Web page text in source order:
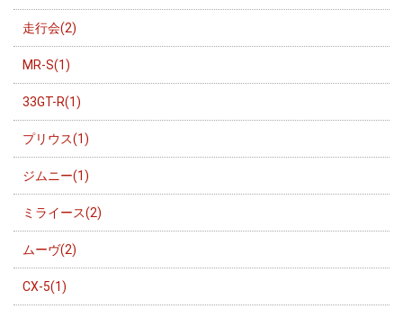
走行会(2)
MR-S(1)
33GT-R(1)
プリウス(1)
ジムニー(1)
ミライース(2)
ムーヴ(2)
CX-5(1)